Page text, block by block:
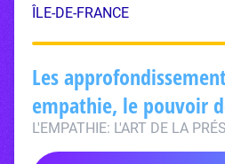
ÎLE-DE-FRANCE
Les
empathie, le pouvoir
L'EMPATHIE: L'ART DE LA